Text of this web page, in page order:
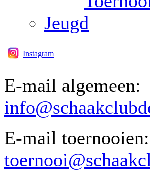
Jeugd
Instagram
E-mail algemeen:
E-mail toernooien: